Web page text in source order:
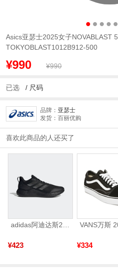
Asics亚瑟士2025女子NOVABLAST 5
TOKYOBLAST1012B912-500
¥990 ¥990
已选 / 尺码
品牌： 亚瑟士
发货：百丽优购
喜欢此商品的人还买了
¥423 ¥334